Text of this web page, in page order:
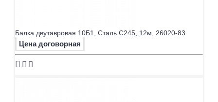
Балка двутавровая 10Б1, Сталь С245, 12м, 26020-83
Цена договорная